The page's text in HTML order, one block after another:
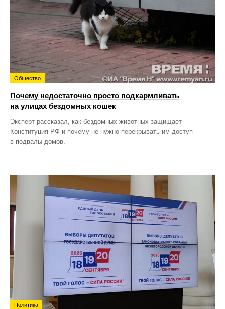
Общество
Почему недостаточно просто подкармливать
на улицах бездомных кошек
Эксперт рассказал, как бездомных животных защищает
Конституция РФ и почему не нужно перекрывать им доступ
в подвалы домов.
Политика